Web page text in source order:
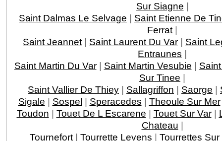
Sur Siagne |
Saint Dalmas Le Selvage | Saint Etienne De
Ferrat |
Saint Jeannet | Saint Laurent Du Var | Saint
Entraunes |
Saint Martin Du Var| Saint Martin Vesubie |
Sur Tinee |
Saint Vallier De Thiey | Sallagriffon | Saorge |
Sigale | Sospel | Speracedes | Theoule Sur Mer
Toudon | Touet De L Escarene | Touet Sur Var|
Chateau |
Tournefort| Tourrette Levens | Tourrettes